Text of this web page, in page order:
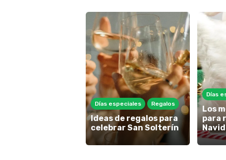
Días especiales Regalos
Ideas de regalos para
celebrar San Solterín
Días
Los
para